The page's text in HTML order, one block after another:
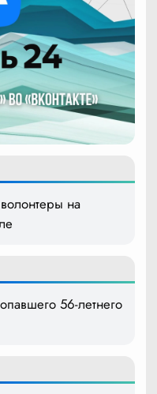
на
56-летнего